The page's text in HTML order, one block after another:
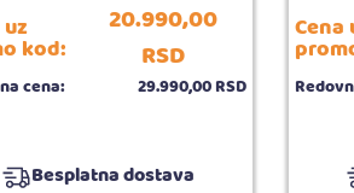
kod:
20.990,00
RSD
cena: 29.990,00RSD
Besplatna dostava
Cena